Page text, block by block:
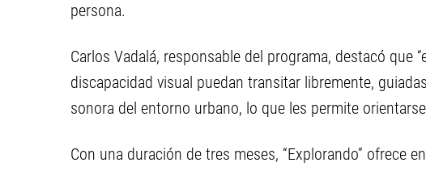
persona.
Carlos Vadalá, responsable del programa, destacó que
discapacidad visual puedan transitar libremente,
sonora del entorno urbano, lo que les permite
Con una duración de tres meses, “Explorando” ofrece